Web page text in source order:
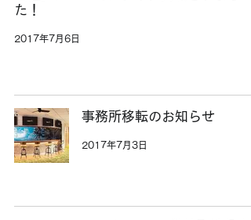
た！
2017年7月6日
事務所移転のお知らせ
2017年7月3日